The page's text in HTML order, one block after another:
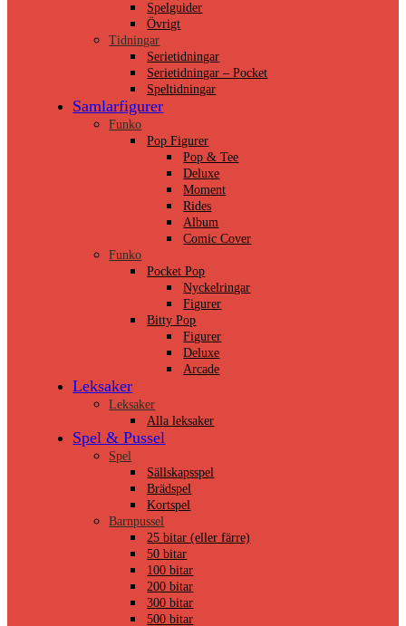
Spelguider
Övrigt
Tidningar
Serietidningar
Serietidningar – Pocket
Speltidningar
Samlarfigurer
Funko
Pop Figurer
Pop & Tee
Deluxe
Moment
Rides
Album
Comic Cover
Funko
Pocket Pop
Nyckelringar
Figurer
Bitty Pop
Figurer
Deluxe
Arcade
Leksaker
Leksaker
Alla leksaker
Spel & Pussel
Spel
Sällskapsspel
Brädspel
Kortspel
Barnpussel
25 bitar (eller färre)
50 bitar
100 bitar
200 bitar
300 bitar
500 bitar